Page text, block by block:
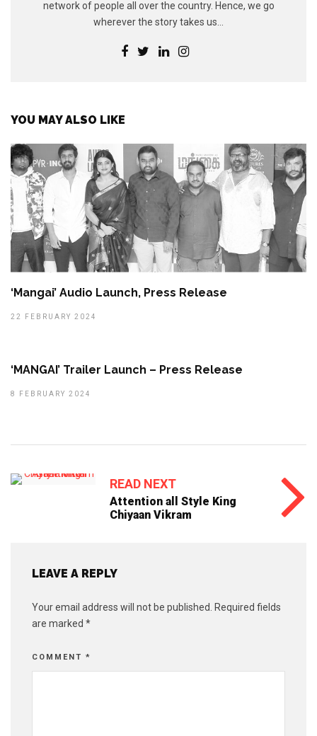
network of people all over the country. Hence, we go
wherever the story takes us...
YOU MAY ALSO LIKE
‘Mangai’ Audio Launch, Press Release
22 FEBRUARY 2024
‘MANGAI’ Trailer Launch – Press Release
8 FEBRUARY 2024
READ NEXT
Attention all Style King
Chiyaan Vikram
LEAVE A REPLY
Your email address will not be published.
Required fields
are marked *
COMMENT *